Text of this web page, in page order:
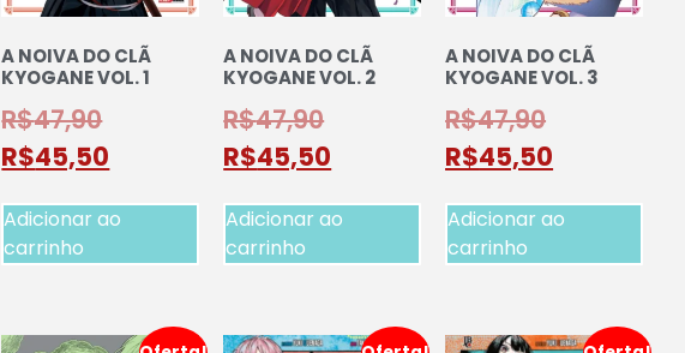
A NOIVA DO CLÃ
KYOGANE VOL. 1
R$47,90
R$45,50
Adicionar ao
carrinho
A NOIVA DO CLÃ
KYOGANE VOL. 2
R$47,90
R$45,50
Adicionar ao
carrinho
A NOIVA DO CLÃ
KYOGANE VOL. 3
R$47,90
R$45,50
Adicionar ao
carrinho